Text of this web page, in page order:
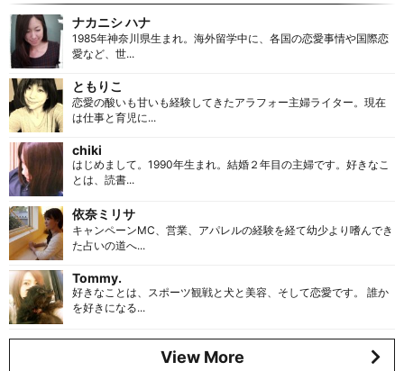
ナカニシ ハナ
1985年神奈川県生まれ。海外留学中に、各国の恋愛事情や国際恋
愛など、世...
ともりこ
恋愛の酸いも甘いも経験してきたアラフォー主婦ライター。現在
は仕事と育児に...
chiki
はじめまして。1990年生まれ。結婚２年目の主婦です。好きなこ
とは、読書...
依奈ミリサ
キャンペーンMC、営業、アパレルの経験を経て幼少より嗜んでき
た占いの道へ...
Tommy.
好きなことは、スポーツ観戦と犬と美容、そして恋愛です。 誰か
を好きになる...
View More